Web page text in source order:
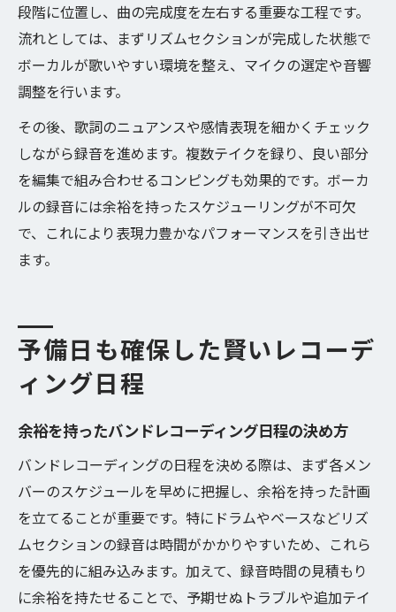
段階に位置し、曲の完成度を左右する重要な工程です。
流れとしては、まずリズムセクションが完成した状態で
ボーカルが歌いやすい環境を整え、マイクの選定や音響
調整を行います。
その後、歌詞のニュアンスや感情表現を細かくチェック
しながら録音を進めます。複数テイクを録り、良い部分
を編集で組み合わせるコンピングも効果的です。ボーカ
ルの録音には余裕を持ったスケジューリングが不可欠
で、これにより表現力豊かなパフォーマンスを引き出せ
ます。
予備日も確保した賢いレコーデ
ィング日程
余裕を持ったバンドレコーディング日程の決め方
バンドレコーディングの日程を決める際は、まず各メン
バーのスケジュールを早めに把握し、余裕を持った計画
を立てることが重要です。特にドラムやベースなどリズ
ムセクションの録音は時間がかかりやすいため、これら
を優先的に組み込みます。加えて、録音時間の見積もり
に余裕を持たせることで、予期せぬトラブルや追加テイ